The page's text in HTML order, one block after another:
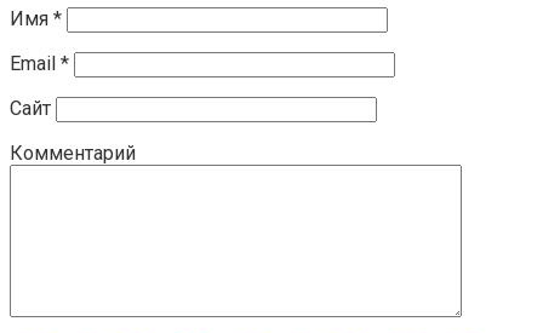
Имя *
Email *
Сайт
Комментарий